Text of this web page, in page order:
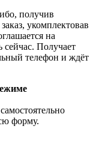
получив
укомплектовав
на
сейчас. Получает
телефон и ждёт
форму.